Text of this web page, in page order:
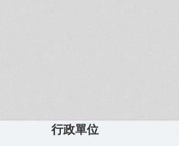
行政單位